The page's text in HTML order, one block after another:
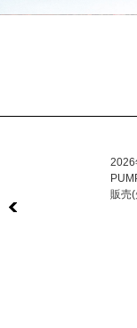
2026
販売
DPC